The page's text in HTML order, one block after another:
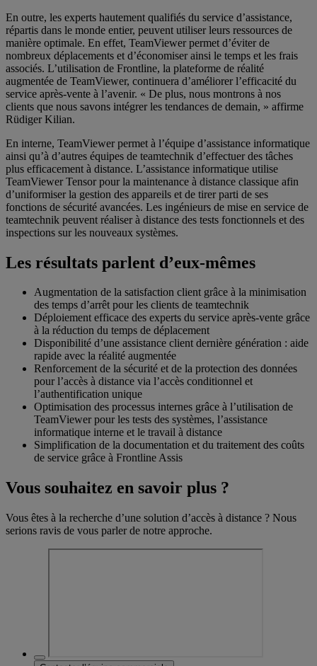
En outre, les experts hautement qualifiés du service d’assistance,
répartis dans le monde entier, peuvent utiliser leurs ressources de
manière optimale. En effet, TeamViewer permet d’éviter de
nombreux déplacements et d’économiser ainsi le temps et les frais
associés. L’utilisation de Frontline, la plateforme de réalité
augmentée de TeamViewer, continuera d’améliorer l’efficacité du
service après-vente à l’avenir. « De plus, nous montrons à nos
clients que nous savons intégrer les tendances de demain, » affirme
Rüdiger Kilian.
En interne, TeamViewer permet à l’équipe d’assistance informatique
ainsi qu’à d’autres équipes de teamtechnik d’effectuer des tâches
plus efficacement à distance. L’assistance informatique utilise
TeamViewer Tensor pour la maintenance à distance classique afin
d’uniformiser la gestion des appareils et de tirer parti de ses
fonctions de sécurité avancées. Les ingénieurs de mise en service de
teamtechnik peuvent réaliser à distance des tests fonctionnels et des
inspections sur les nouveaux systèmes.
Les résultats parlent d’eux-mêmes
Augmentation de la satisfaction client grâce à la minimisation
des temps d’arrêt pour les clients de teamtechnik
Déploiement efficace des experts du service après-vente grâce
à la réduction du temps de déplacement
Disponibilité d’une assistance client dernière génération : aide
rapide avec la réalité augmentée
Renforcement de la sécurité et de la protection des données
pour l’accès à distance via l’accès conditionnel et
l’authentification unique
Optimisation des processus internes grâce à l’utilisation de
TeamViewer pour les tests des systèmes, l’assistance
informatique interne et le travail à distance
Simplification de la documentation et du traitement des coûts
de service grâce à Frontline Assis
Vous souhaitez en savoir plus ?
Vous êtes à la recherche d’une solution d’accès à distance ? Nous
serions ravis de vous parler de notre approche.